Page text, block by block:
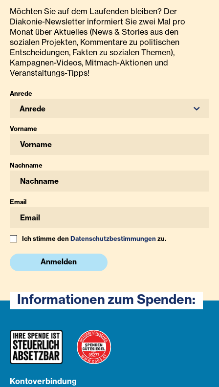
Möchten Sie auf dem Laufenden bleiben? Der
Diakonie-Newsletter informiert Sie zwei Mal pro
Monat über Aktuelles (News & Stories aus den
sozialen Projekten, Kommentare zu politischen
Entscheidungen, Fakten zu sozialen Themen),
Kampagnen-Videos, Mitmach-Aktionen und
Veranstaltungs-Tipps!
Anrede
Anrede
Vorname
Nachname
Email
Ich stimme denDatenschutzbestimmungenzu.
Anmelden
Informationen zum Spenden:
Kontoverbindung